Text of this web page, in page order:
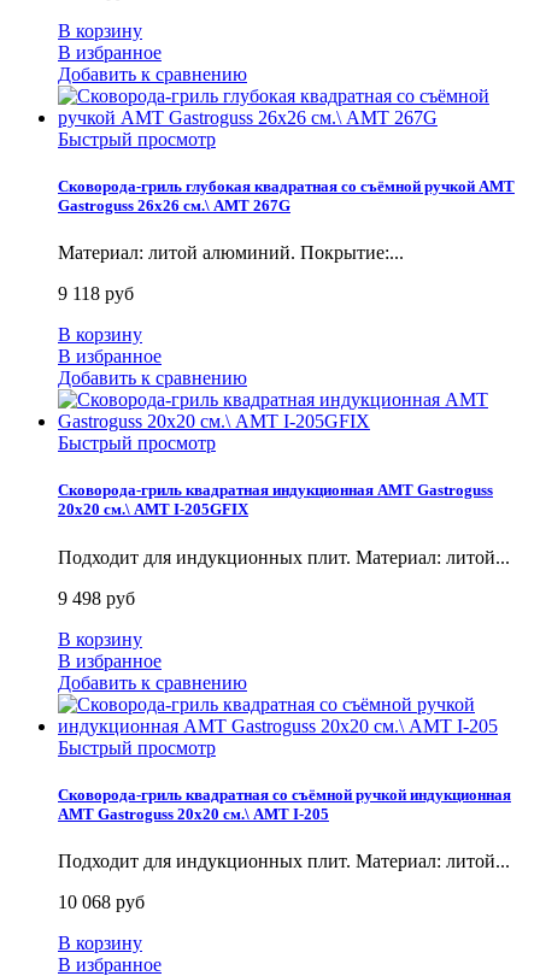
В корзину
В избранное
Добавить к сравнению
Быстрый просмотр
Сковорода-гриль глубокая квадратная со съёмной ручкой AMT
Gastroguss 26x26 см.\ AMT 267G
Материал: литой алюминий. Покрытие:...
9 118 руб
В корзину
В избранное
Добавить к сравнению
Быстрый просмотр
Сковорода-гриль квадратная индукционная AMT Gastroguss
20x20 см.\ AMT I-205GFIX
Подходит для индукционных плит. Материал: литой...
9 498 руб
В корзину
В избранное
Добавить к сравнению
Быстрый просмотр
Сковорода-гриль квадратная со съёмной ручкой индукционная
AMT Gastroguss 20x20 см.\ AMT I-205
Подходит для индукционных плит. Материал: литой...
10 068 руб
В корзину
В избранное